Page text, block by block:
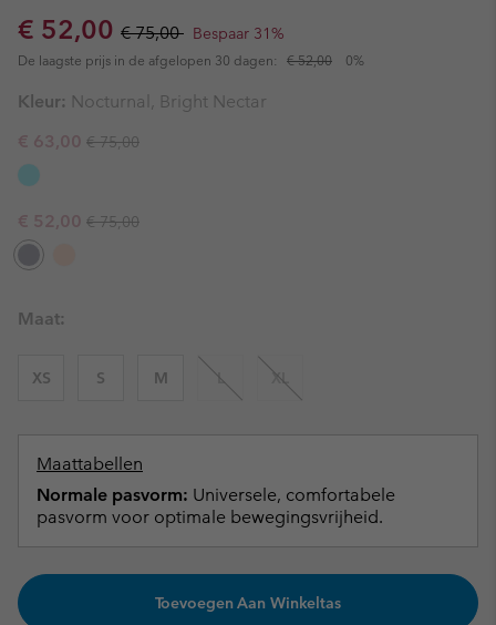
Sale price:
€ 52,00 Regular price:
€ 75,00 Bespaar 31%
De laagste prijs in de afgelopen 30 dagen: € 52,00 0%
Kleur: Nocturnal, Bright Nectar
Sale price:
€ 63,00 Regular price:
€ 75,00
Sale price:
€ 52,00 Regular price:
€ 75,00
Maat:
XS S M L XL
Maattabellen
Normale pasvorm: Universele, comfortabele
pasvorm voor optimale bewegingsvrijheid.
Toevoegen Aan Winkeltas